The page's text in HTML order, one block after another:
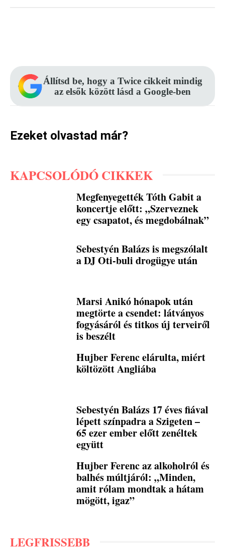
Állítsd be, hogy a Twice cikkeit mindig
az elsők között lásd a Google-ben
Ezeket olvastad már?
KAPCSOLÓDÓ CIKKEK
Megfenyegették Tóth Gabit a
koncertje előtt: „Szerveznek
egy csapatot, és megdobálnak”
Sebestyén Balázs is megszólalt
a DJ Oti-buli drogügye után
Marsi Anikó hónapok után
megtörte a csendet: látványos
fogyásáról és titkos új terveiről
is beszélt
Hujber Ferenc elárulta, miért
költözött Angliába
Sebestyén Balázs 17 éves fiával
lépett színpadra a Szigeten –
65 ezer ember előtt zenéltek
együtt
Hujber Ferenc az alkoholról és
balhés múltjáról: „Minden,
amit rólam mondtak a hátam
mögött, igaz”
LEGFRISSEBB